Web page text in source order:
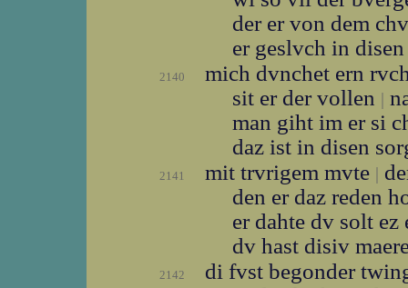
der er von dem
er geslvch in
2140
mich dvnchet ern
sit er der vollen |
man giht im er si
daz ist in disen
2141 mit trvrigem mvte |
den er daz reden
er dahte dv solt ez
dv hast disiv
2142
di fvst begonder